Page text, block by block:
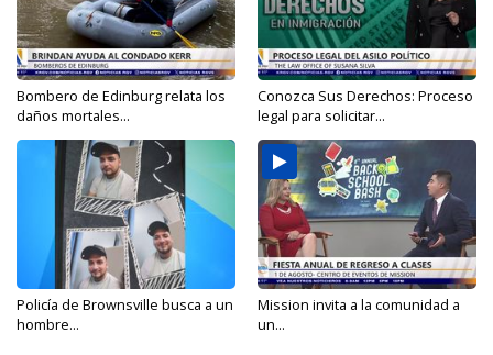
Bombero de Edinburg relata los
daños mortales...
Conozca Sus Derechos: Proceso
legal para solicitar...
Policía de Brownsville busca a un
hombre...
Mission invita a la comunidad a
un...